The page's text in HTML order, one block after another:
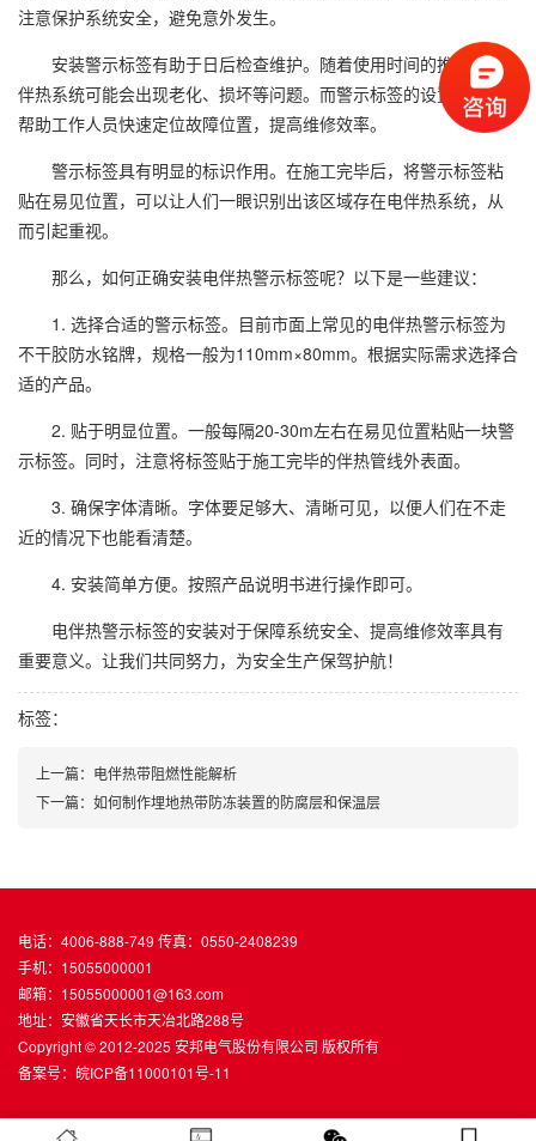
注意保护系统安全，避免意外发生。
安装警示标签有助于日后检查维护。随着使用时间的推移，电
伴热系统可能会出现老化、损坏等问题。而警示标签的设置，可以
帮助工作人员快速定位故障位置，提高维修效率。
警示标签具有明显的标识作用。在施工完毕后，将警示标签粘
贴在易见位置，可以让人们一眼识别出该区域存在电伴热系统，从
而引起重视。
那么，如何正确安装电伴热警示标签呢？以下是一些建议：
1. 选择合适的警示标签。目前市面上常见的电伴热警示标签为
不干胶防水铭牌，规格一般为110mm×80mm。根据实际需求选择合
适的产品。
2. 贴于明显位置。一般每隔20-30m左右在易见位置粘贴一块警
示标签。同时，注意将标签贴于施工完毕的伴热管线外表面。
3. 确保字体清晰。字体要足够大、清晰可见，以便人们在不走
近的情况下也能看清楚。
4. 安装简单方便。按照产品说明书进行操作即可。
电伴热警示标签的安装对于保障系统安全、提高维修效率具有
重要意义。让我们共同努力，为安全生产保驾护航！
标签：
上一篇：电伴热带阻燃性能解析
下一篇：如何制作埋地热带防冻装置的防腐层和保温层
电话：4006-888-749 传真：0550-2408239
手机：15055000001
邮箱：15055000001@163.com
地址：安徽省天长市天冶北路288号
Copyright © 2012-2025 安邦电气股份有限公司 版权所有
备案号： 皖ICP备11000101号-11